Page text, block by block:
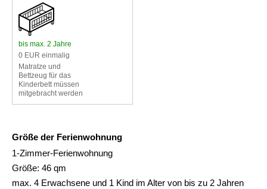
bis max. 2 Jahre
0 EUR einmalig
Matratze und
Bettzeug für das
Kinderbett müssen
mitgebracht werden
Größe der Ferienwohnung
1-Zimmer-Ferienwohnung
Größe: 46 qm
max. 4 Erwachsene und 1 Kind im Alter von bis zu 2 Jahren